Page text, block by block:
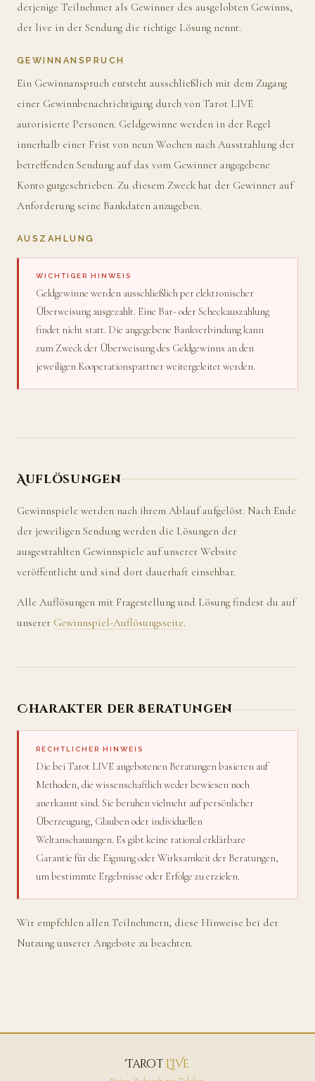
derjenige Teilnehmer als Gewinner des ausgelobten Gewinns,
der live in der Sendung die richtige Lösung nennt.
GEWINNANSPRUCH
Ein Gewinnanspruch entsteht ausschließlich mit dem Zugang
einer Gewinnbenachrichtigung durch von Tarot LIVE
autorisierte Personen. Geldgewinne werden in der Regel
innerhalb einer Frist von neun Wochen nach Ausstrahlung der
betreffenden Sendung auf das vom Gewinner angegebene
Konto gutgeschrieben. Zu diesem Zweck hat der Gewinner auf
Anforderung seine Bankdaten anzugeben.
AUSZAHLUNG
WICHTIGER HINWEIS
Geldgewinne werden ausschließlich per elektronischer
Überweisung ausgezahlt. Eine Bar- oder Scheckauszahlung
findet nicht statt. Die angegebene Bankverbindung kann
zum Zweck der Überweisung des Geldgewinns an den
jeweiligen Kooperationspartner weitergeleitet werden.
Auflösungen
Gewinnspiele werden nach ihrem Ablauf aufgelöst. Nach Ende
der jeweiligen Sendung werden die Lösungen der
ausgestrahlten Gewinnspiele auf unserer Website
veröffentlicht und sind dort dauerhaft einsehbar.
Alle Auflösungen mit Fragestellung und Lösung findest du auf
unserer Gewinnspiel-Auflösungsseite.
Charakter der Beratungen
RECHTLICHER HINWEIS
Die bei Tarot LIVE angebotenen Beratungen basieren auf
Methoden, die wissenschaftlich weder bewiesen noch
anerkannt sind. Sie beruhen vielmehr auf persönlicher
Überzeugung, Glauben oder individuellen
Weltanschauungen. Es gibt keine rational erklärbare
Garantie für die Eignung oder Wirksamkeit der Beratungen,
um bestimmte Ergebnisse oder Erfolge zu erzielen.
Wir empfehlen allen Teilnehmern, diese Hinweise bei der
Nutzung unserer Angebote zu beachten.
Tarot LIVE